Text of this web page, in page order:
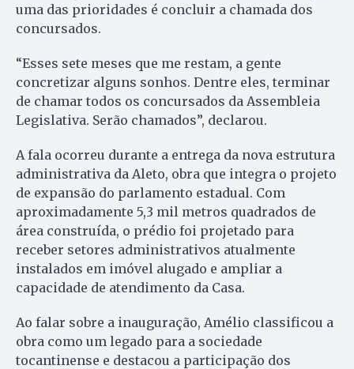
uma das prioridades é concluir a chamada dos
concursados.
“Esses sete meses que me restam, a gente
concretizar alguns sonhos. Dentre eles, terminar
de chamar todos os concursados da Assembleia
Legislativa. Serão chamados”, declarou.
A fala ocorreu durante a entrega da nova estrutura
administrativa da Aleto, obra que integra o projeto
de expansão do parlamento estadual. Com
aproximadamente 5,3 mil metros quadrados de
área construída, o prédio foi projetado para
receber setores administrativos atualmente
instalados em imóvel alugado e ampliar a
capacidade de atendimento da Casa.
Ao falar sobre a inauguração, Amélio classificou a
obra como um legado para a sociedade
tocantinense e destacou a participação dos